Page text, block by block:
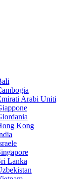
Arabi Uniti
Kong
Lanka